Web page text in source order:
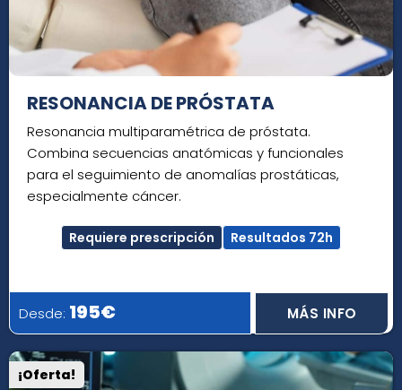
RESONANCIA DE PRÓSTATA
Resonancia multiparamétrica de próstata.
Combina secuencias anatómicas y funcionales
para el seguimiento de anomalías prostáticas,
especialmente cáncer.
Requiere prescripción Resultados 72h
Desde: 195€ MÁS INFO
¡Oferta!